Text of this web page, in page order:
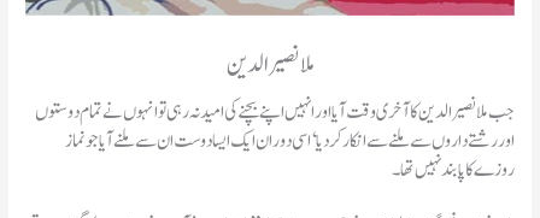
ملا نصیرالدین
جب ملا نصیر الدین کا آخری وقت آیا اور انہیں اپنے بچنے کی امید نہ رہی تو انہوں نے تمام دوستوں
اور رشتے داروں سے ملنے سے انکار کر دیا‘ اسی دوران ایک ایسا دوست ان سے ملنے آیا جو نماز
روزے کا پابند نہیں تھا۔